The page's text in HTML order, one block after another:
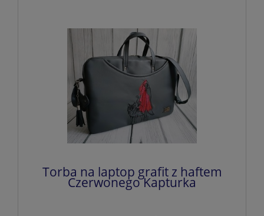
Torba na laptop grafit z haftem
Czerwonego Kapturka